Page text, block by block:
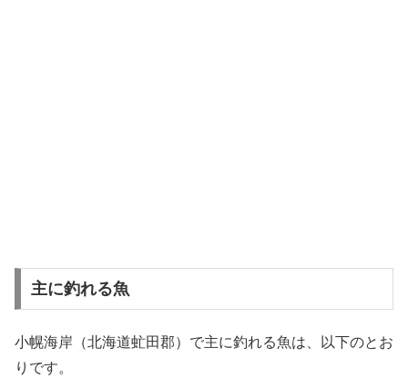
主に釣れる魚
小幌海岸（北海道虻田郡）で主に釣れる魚は、以下のとお
りです。